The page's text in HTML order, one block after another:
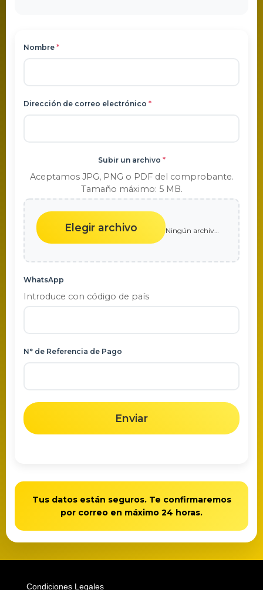
Nombre *
Dirección de correo electrónico *
Subir un archivo *
Aceptamos JPG, PNG o PDF del comprobante.
Tamaño máximo: 5 MB.
Elegir archivo Ningún archivo seleccionado
WhatsApp
Introduce con código de país
N° de Referencia de Pago
Enviar
Tus datos están seguros. Te confirmaremos
por correo en máximo 24 horas.
Condiciones Legales